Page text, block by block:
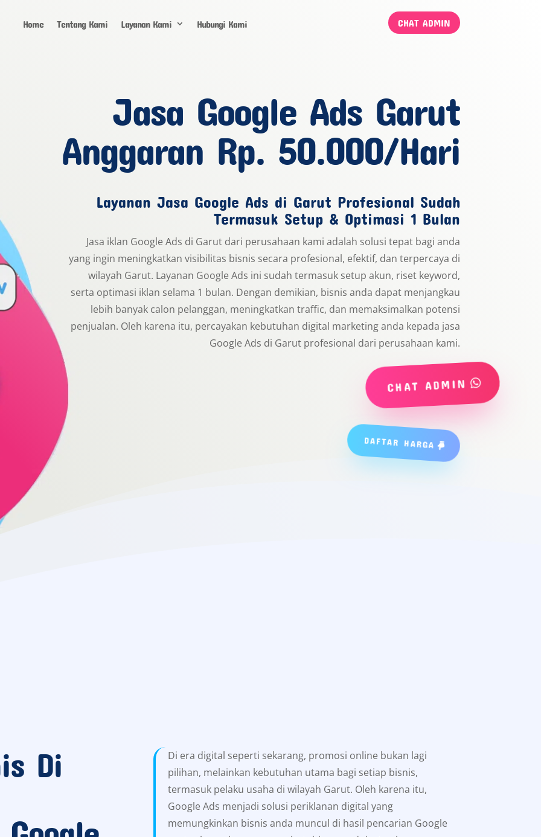
Home Tentang Kami Layanan Kami Hubungi Kami CHAT ADMIN
Jasa Google Ads Garut
Anggaran Rp. 50.000/Hari
Layanan Jasa Google Ads di Garut Profesional Sudah
Termasuk Setup & Optimasi 1 Bulan
Jasa iklan Google Ads di Garut dari perusahaan kami adalah solusi tepat bagi anda
yang ingin meningkatkan visibilitas bisnis secara profesional, efektif, dan terpercaya di
wilayah Garut. Layanan Google Ads ini sudah termasuk setup akun, riset keyword,
serta optimasi iklan selama 1 bulan. Dengan demikian, bisnis anda dapat menjangkau
lebih banyak calon pelanggan, meningkatkan traffic, dan memaksimalkan potensi
penjualan. Oleh karena itu, percayakan kebutuhan digital marketing anda kepada jasa
Google Ads di Garut profesional dari perusahaan kami.
CHAT ADMIN
DAFTAR HARGA
Di
Di era digital seperti sekarang, promosi online bukan lagi
pilihan, melainkan kebutuhan utama bagi setiap bisnis,
termasuk pelaku usaha di wilayah Garut. Oleh karena itu,
Google Ads menjadi solusi periklanan digital yang
memungkinkan bisnis anda muncul di hasil pencarian Google